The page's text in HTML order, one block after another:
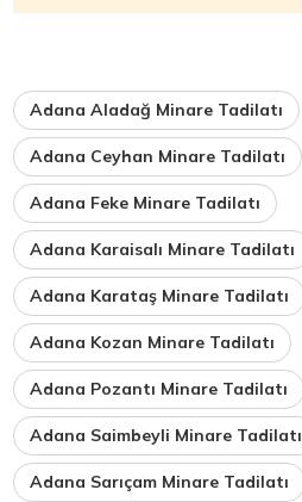
Adana Aladağ Minare Tadilatı
Adana Ceyhan Minare Tadilatı
Adana Feke Minare Tadilatı
Adana Karaisalı Minare Tadilatı
Adana Karataş Minare Tadilatı
Adana Kozan Minare Tadilatı
Adana Pozantı Minare Tadilatı
Adana Saimbeyli Minare Tadilatı
Adana Sarıçam Minare Tadilatı